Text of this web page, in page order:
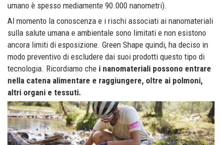
umano è spesso mediamente 90.000 nanometri).
Al momento la conoscenza e i rischi associati ai nanomateriali
sulla salute umana e ambientale sono limitati e non esistono
ancora limiti di esposizione. Green Shape quindi, ha deciso in
modo preventivo di escludere dai suoi prodotti questo tipo di
tecnologia. Ricordiamo che i nanomateriali possono entrare
nella catena alimentare e raggiungere, oltre ai polmoni,
altri organi e tessuti.